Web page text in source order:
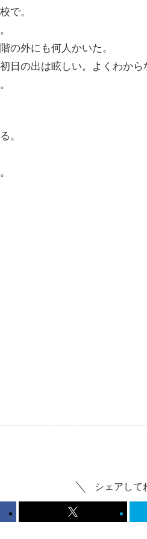
で。
の外にも何人かいた。
日の出は眩しい。よくわから
。
シェアして